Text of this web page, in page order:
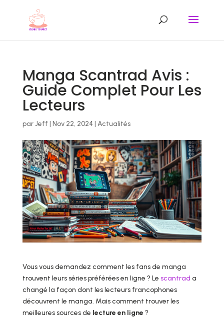
Manga Scantrad Avis :
Guide Complet Pour Les
Lecteurs
parJeff | Nov 22, 2024 | Actualités
Vous vous demandez comment les fans de manga
trouvent leurs séries préférées en ligne ? Le scantrad a
changé la façon dont les lecteurs francophones
découvrent le manga. Mais comment trouver les
meilleures sources de lecture en ligne ?